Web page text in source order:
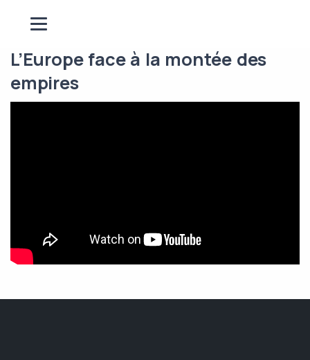
L’Europe face à la montée des
empires